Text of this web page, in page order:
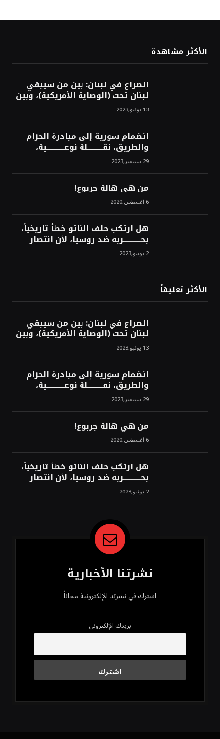
الأكثر مشاهدة
الصراع في لبنان: بين من سيبقي
لبنان تحت (الوصاية الأمريكية)، وبين
من سيخرج لبنان من النفق الغربي!
محمد محسن13 يونيو,2023
انضمام سورية إلى مبادرة الحزام
والطريق، نقــــــــــلة نوعــــــــــــية،
استراتيجية، تاريخية، نهائية، نحو
الشرق!محمد محسن29 سبتمبر,2023
من هي هالة جربوع!
6 أغسطس,2020
هل ارتكب حلف الناتو خطأً تاريخياً،
بحــــــــــــربه ضد روسيا، لأن انتصار
روسيا الحتمي، سيفتت الناتو!محمد
محسن 2 يونيو,2023
الأكثر تعليقاً
الصراع في لبنان: بين من سيبقي
لبنان تحت (الوصاية الأمريكية)، وبين
من سيخرج لبنان من النفق الغربي!
محمد محسن13 يونيو,2023
انضمام سورية إلى مبادرة الحزام
والطريق، نقــــــــــلة نوعــــــــــــية،
استراتيجية، تاريخية، نهائية، نحو
الشرق!محمد محسن29 سبتمبر,2023
من هي هالة جربوع!
6 أغسطس,2020
هل ارتكب حلف الناتو خطأً تاريخياً،
بحــــــــــــربه ضد روسيا، لأن انتصار
روسيا الحتمي، سيفتت الناتو!محمد
محسن 2 يونيو,2023
نشرتنا الأخبارية
اشترك في نشرتنا الإلكترونية مجاناً
بريدك الإلكتروني